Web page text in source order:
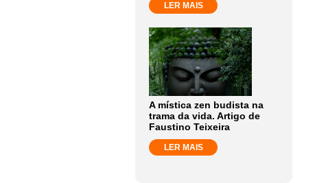
LER MAIS
A mística zen budista na
trama da vida. Artigo de
Faustino Teixeira
LER MAIS